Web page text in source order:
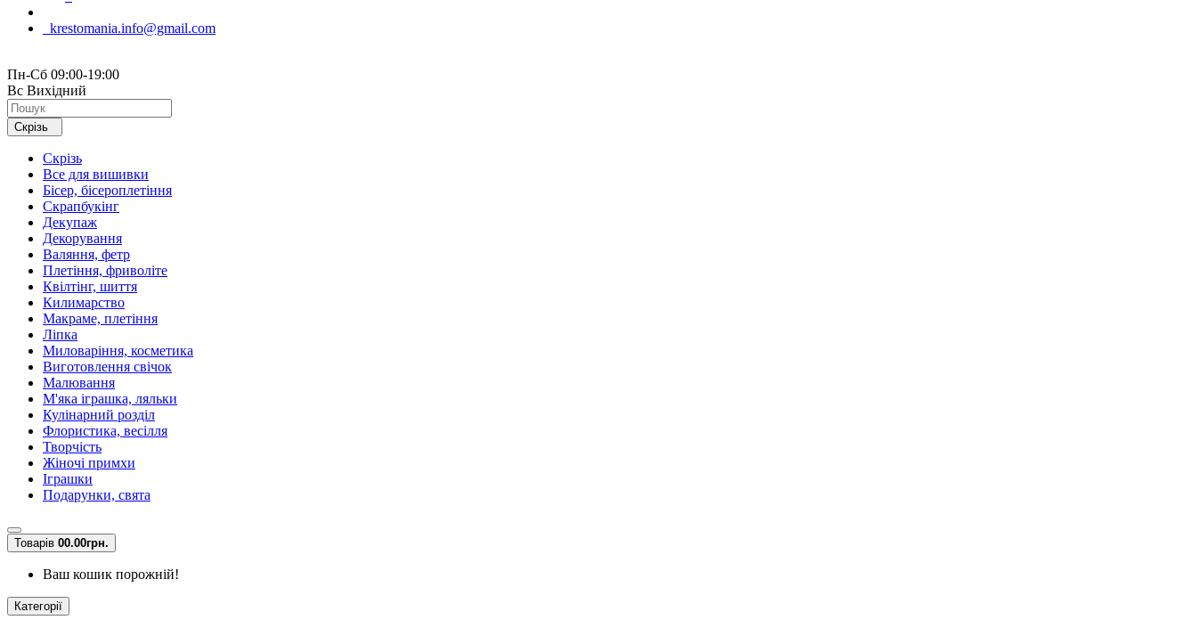
krestomania.info@gmail.com
Пн-Сб 09:00-19:00
Вс Вихідний
Скрізь
Скрізь
Все для вишивки
Бісер, бісероплетіння
Скрапбукінг
Декупаж
Декорування
Валяння, фетр
Плетіння, фриволіте
Квілтінг, шиття
Килимарство
Макраме, плетіння
Ліпка
Миловаріння, косметика
Виготовлення свічок
Малювання
М'яка іграшка, ляльки
Кулінарний розділ
Флористика, весілля
Творчість
Жіночі примхи
Іграшки
Подарунки, свята
Товарів 00.00грн.
Ваш кошик порожній!
Категорії